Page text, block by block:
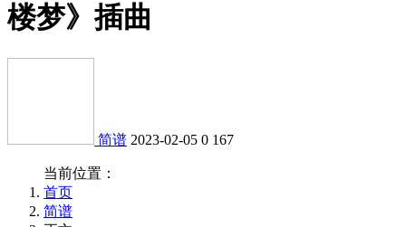
楼梦》插曲
简谱 2023-02-05 0 167
当前位置：
首页
简谱